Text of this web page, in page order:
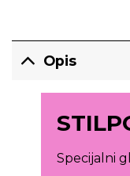
Opis
Specijalni